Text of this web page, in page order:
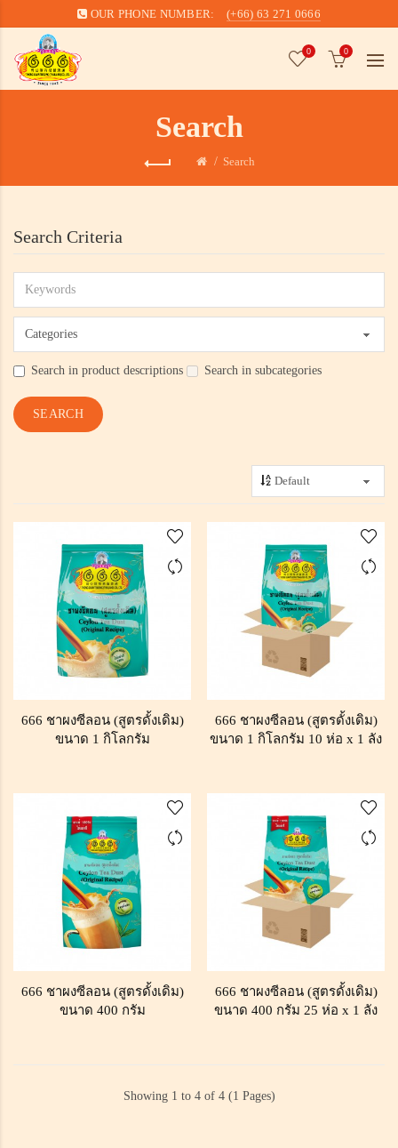
OUR PHONE NUMBER: (+66) 63 271 0666
0 0
Search
Search
Search Criteria
Search in product descriptions Search in subcategories
666 ชาผงซีลอน (สูตรดั้งเดิม)
ขนาด 1 กิโลกรัม
666 ชาผงซีลอน (สูตรดั้งเดิม)
ขนาด 1 กิโลกรัม 10 ห่อ x 1 ลัง
666 ชาผงซีลอน (สูตรดั้งเดิม)
ขนาด 400 กรัม
666 ชาผงซีลอน (สูตรดั้งเดิม)
ขนาด 400 กรัม 25 ห่อ x 1 ลัง
Showing 1 to 4 of 4 (1 Pages)